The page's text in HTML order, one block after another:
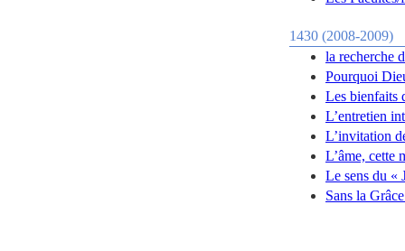
1430 (2008-2009)
la recherche
Pourquoi
Les bienfaits
L’entretien
L’invitation
L’âme, cette
Le sens du «
Sans la